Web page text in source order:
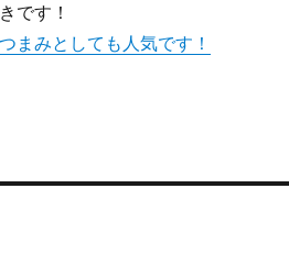
です！
まみとしても人気です！